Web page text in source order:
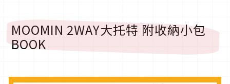
MOOMIN 2WAY大托特 附收納小包
BOOK